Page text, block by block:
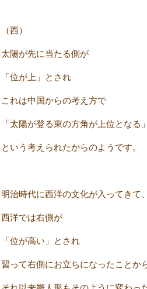
（西）
太陽が先に当たる側が
「位が上」とされ
これは中国からの考え方で
「太陽が登る東の方角が上位となる」
という考えられたからのようです。
明治時代に西洋の文化が入ってきて、
西洋では右側が
「位が高い」とされ
習って右側にお立ちになったことか